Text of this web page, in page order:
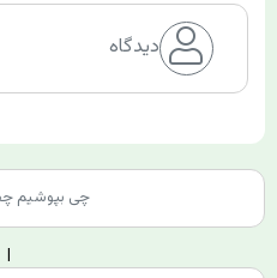
دیدگاه
چی بپوشیم